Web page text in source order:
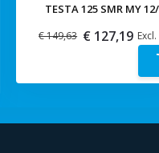
TESTA 125 SMR MY
€ 149,63 € 127,19